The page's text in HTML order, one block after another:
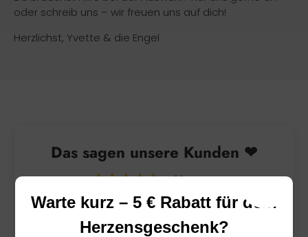
oder schreib uns – wir freuen uns auf dich!
Herzlichst, Yvette & die Engel
Das sagen unsere Kunden ❤
5.00 von 5
basierend auf 2 Bewertungen
2
Warte kurz – 5 € Rabatt für dein
Herzensgeschenk?